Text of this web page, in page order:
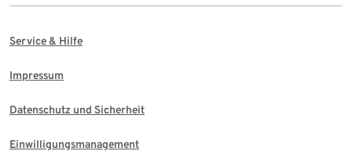
Service & Hilfe
Impressum
Datenschutz und Sicherheit
Einwilligungsmanagement